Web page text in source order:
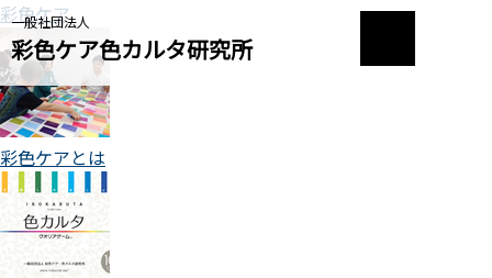
一般社団法人
彩色ケア色カルタ研究所
彩色ケア
彩色ケアとは